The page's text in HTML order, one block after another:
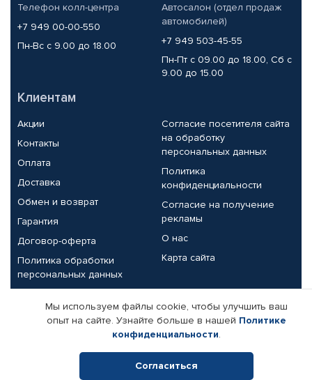
Телефон колл-центра
+7 949 00-00-550
Пн-Вс с 9.00 до 18.00
Автосалон (отдел продаж
автомобилей)
+7 949 503-45-55
Пн-Пт с 09.00 до 18.00, Сб с
9.00 до 15.00
Клиентам
Акции
Контакты
Оплата
Доставка
Обмен и возврат
Гарантия
Договор-оферта
Политика обработки
персональных данных
Согласие посетителя сайта
на обработку
персональных данных
Политика
конфиденциальности
Согласие на получение
рекламы
О нас
Карта сайта
Партнерам
Корпоративным клиентам
Поставщикам
Реквизиты компании
Мы используем файлы cookie, чтобы улучшить ваш
опыт на сайте. Узнайте больше в нашей Политике
конфиденциальности.
Согласиться